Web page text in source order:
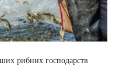
рибних господарств